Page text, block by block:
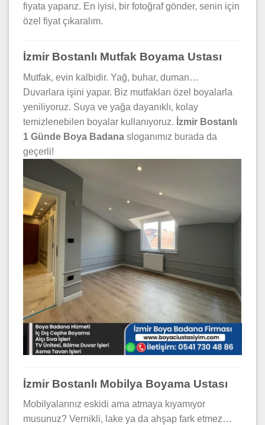
fiyata yaparız. En iyisi, bir fotoğraf gönder, senin için
özel fiyat çıkaralım.
İzmir Bostanlı Mutfak Boyama Ustası
Mutfak, evin kalbidir. Yağ, buhar, duman…
Duvarlara işini yapar. Biz mutfakları özel boyalarla
yeniliyoruz. Suya ve yağa dayanıklı, kolay
temizlenebilen boyalar kullanıyoruz. İzmir Bostanlı
1 Günde Boya Badana sloganımız burada da
geçerli!
İzmir Bostanlı Mobilya Boyama Ustası
Mobilyalarınız eskidi ama atmaya kıyamıyor
musunuz? Vernikli, lake ya da ahşap fark etmez…